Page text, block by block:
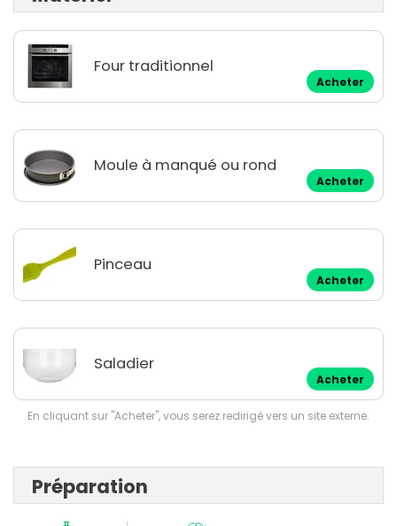
Four traditionnel
Acheter
Moule à manqué ou rond
Acheter
Pinceau
Acheter
Saladier
Acheter
En cliquant sur "Acheter", vous serez redirigé vers un site externe.
Préparation